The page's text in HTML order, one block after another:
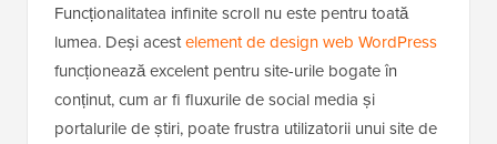
Funcționalitatea infinite scroll nu este pentru toată
lumea. Deși acestelement de design web WordPress
funcționează excelent pentru site-urile bogate în
conținut, cum ar fi fluxurile de social media și
portalurile de știri, poate frustra utilizatorii unui site de